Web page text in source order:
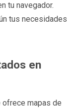
tu navegador.
tus necesidades
en
mapas de